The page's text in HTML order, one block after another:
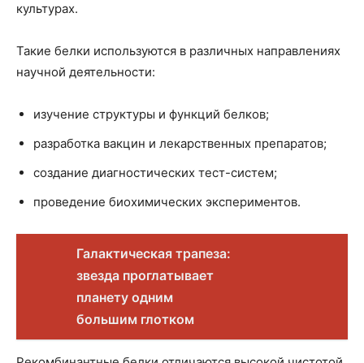
культурах.
Такие белки используются в различных направлениях
научной деятельности:
изучение структуры и функций белков;
разработка вакцин и лекарственных препаратов;
создание диагностических тест-систем;
проведение биохимических экспериментов.
Галактическая трапеза:
звезда проглатывает
планету одним
большим глотком